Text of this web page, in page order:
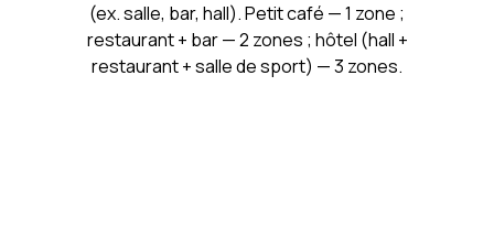
(ex. salle, bar, hall). Petit café — 1 zone ;
restaurant + bar — 2 zones ; hôtel (hall +
restaurant + salle de sport) — 3 zones.